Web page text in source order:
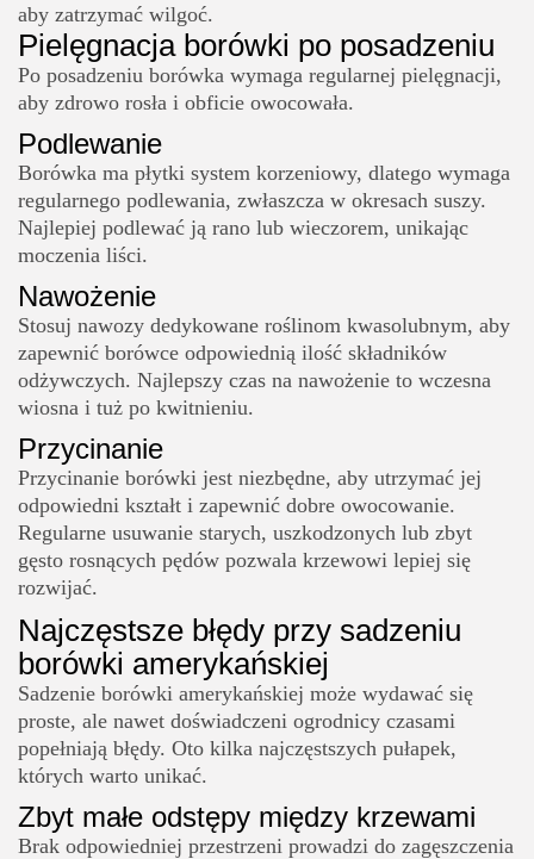
aby zatrzymać wilgoć.
Pielęgnacja borówki po posadzeniu
Po posadzeniu borówka wymaga regularnej pielęgnacji,
aby zdrowo rosła i obficie owocowała.
Podlewanie
Borówka ma płytki system korzeniowy, dlatego wymaga
regularnego podlewania, zwłaszcza w okresach suszy.
Najlepiej podlewać ją rano lub wieczorem, unikając
moczenia liści.
Nawożenie
Stosuj nawozy dedykowane roślinom kwasolubnym, aby
zapewnić borówce odpowiednią ilość składników
odżywczych. Najlepszy czas na nawożenie to wczesna
wiosna i tuż po kwitnieniu.
Przycinanie
Przycinanie borówki jest niezbędne, aby utrzymać jej
odpowiedni kształt i zapewnić dobre owocowanie.
Regularne usuwanie starych, uszkodzonych lub zbyt
gęsto rosnących pędów pozwala krzewowi lepiej się
rozwijać.
Najczęstsze błędy przy sadzeniu
borówki amerykańskiej
Sadzenie borówki amerykańskiej może wydawać się
proste, ale nawet doświadczeni ogrodnicy czasami
popełniają błędy. Oto kilka najczęstszych pułapek,
których warto unikać.
Zbyt małe odstępy między krzewami
Brak odpowiedniej przestrzeni prowadzi do zagęszczenia